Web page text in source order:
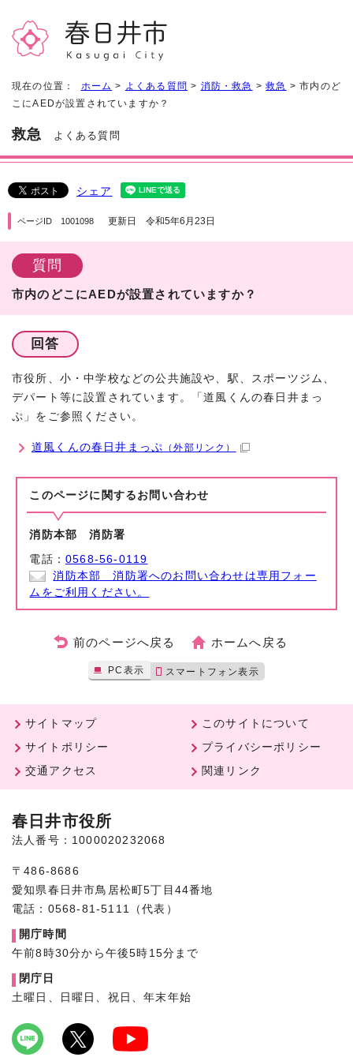
現在の位置： ホーム > よくある質問 > 消防・救急 >救急 > 市内のど
こにAEDが設置されていますか？
救急 よくある質問
シェア
ページID 1001098 更新日 令和5年6月23日
質問
市内のどこにAEDが設置されていますか？
回答
市役所、小・中学校などの公共施設や、駅、スポーツジム、
デパート等に設置されています。「道風くんの春日井まっ
ぷ」をご参照ください。
道風くんの春日井まっぷ （外部リンク）
このページに関する お問い合わせ
消防本部 消防署
電話：0568-56-0119
消防本部 消防署へのお問い合わせは専用フォー
ムをご利用ください。
前のページへ戻る ホームへ戻る
PC表示 スマートフォン表示
サイトマップ
このサイトについて
サイトポリシー
プライバシーポリシー
交通アクセス
関連リンク
春日井市役所
法人番号：1000020232068
〒486-8686
愛知県春日井市鳥居松町5丁目44番地
電話：0568-81-5111（代表）
開庁時間
午前8時30分から午後5時15分まで
閉庁日
土曜日、日曜日、祝日、年末年始